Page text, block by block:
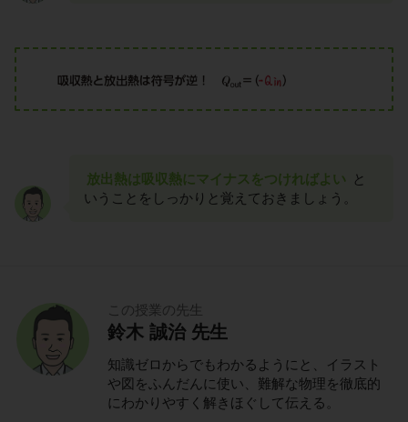
放出熱は吸収熱にマイナスをつければよい
と
いうことをしっかりと覚えておきましょう。
この授業の先生
鈴木 誠治 先生
知識ゼロからでもわかるようにと、イラスト
や図をふんだんに使い、難解な物理を徹底的
にわかりやすく解きほぐして伝える。